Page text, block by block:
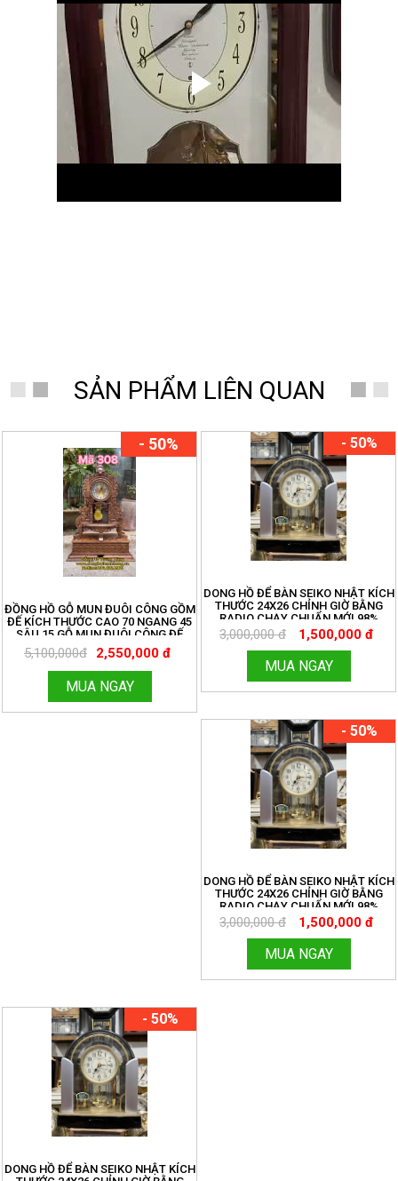
SẢN PHẨM LIÊN QUAN
- 50%
ĐỒNG HỒ GỖ MUN ĐUÔI CÔNG GỒM
ĐẾ KÍCH THƯỚC CAO 70 NGANG 45
SÂU 15 GỖ MUN ĐUÔI CÔNG ĐẾ
20X50 CAO 20. CÓ CHUÔNG NHẠC
CỔ ĐIỆN TỬ NGHE RẤT HAY
5,100,000đ 2,550,000 đ
MUA NGAY
- 50%
DONG HỒ ĐỂ BÀN SEIKO NHẬT KÍCH
THƯỚC 24X26 CHỈNH GIỜ BẰNG
RADIO CHẠY CHUẨN MỚI 98%
3,000,000 đ 1,500,000 đ
MUA NGAY
- 50%
DONG HỒ ĐỂ BÀN SEIKO NHẬT KÍCH
THƯỚC 24X26 CHỈNH GIỜ BẰNG
RADIO CHẠY CHUẨN MỚI 98%
3,000,000 đ 1,500,000 đ
MUA NGAY
- 50%
DONG HỒ ĐỂ BÀN SEIKO NHẬT KÍCH